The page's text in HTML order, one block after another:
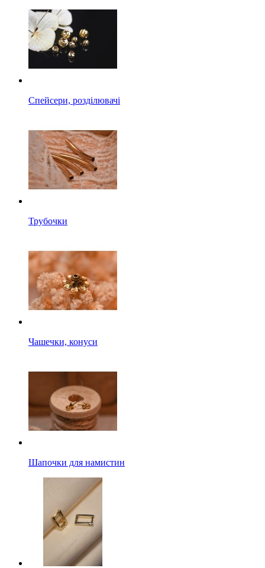
Спейсери, розділювачі
Трубочки
Чашечки, конуси
Шапочки для намистин